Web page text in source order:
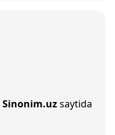
Sinonim.uzsaytida